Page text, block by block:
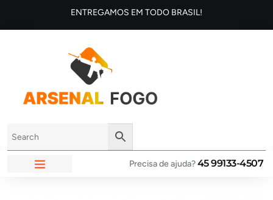
ENTREGAMOS EM TODO BRASIL!
Precisa de ajuda?45 99133-4507